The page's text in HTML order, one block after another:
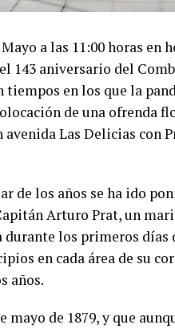
a las 11:00 horas en
143 aniversario del
tiempos en los que la
de una ofrenda
avenida Las Delicias con
de los años se ha ido
Arturo Prat, un
durante los primeros días
en cada área de su
años.
mayo de 1879, y que